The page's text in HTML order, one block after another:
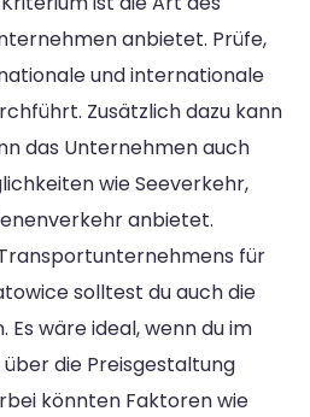
anbietet. Prüfe,
und internationale
Zusätzlich dazu kann
das Unternehmen auch
wie Seeverkehr,
anbietet.
für
solltest du auch die
Es wäre ideal, wenn du im
die Preisgestaltung
könnten Faktoren wie